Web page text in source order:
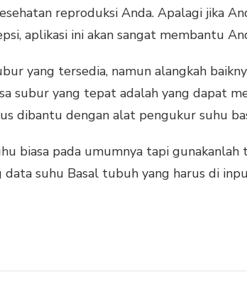
reproduksi Anda. Apalagi jika
aplikasi ini akan sangat membantu
yang tersedia, namun alangkah
subur yang tepat adalah yang dapat
dibantu dengan alat pengukur suhu
biasa pada umumnya tapi
suhu Basal tubuh yang harus di